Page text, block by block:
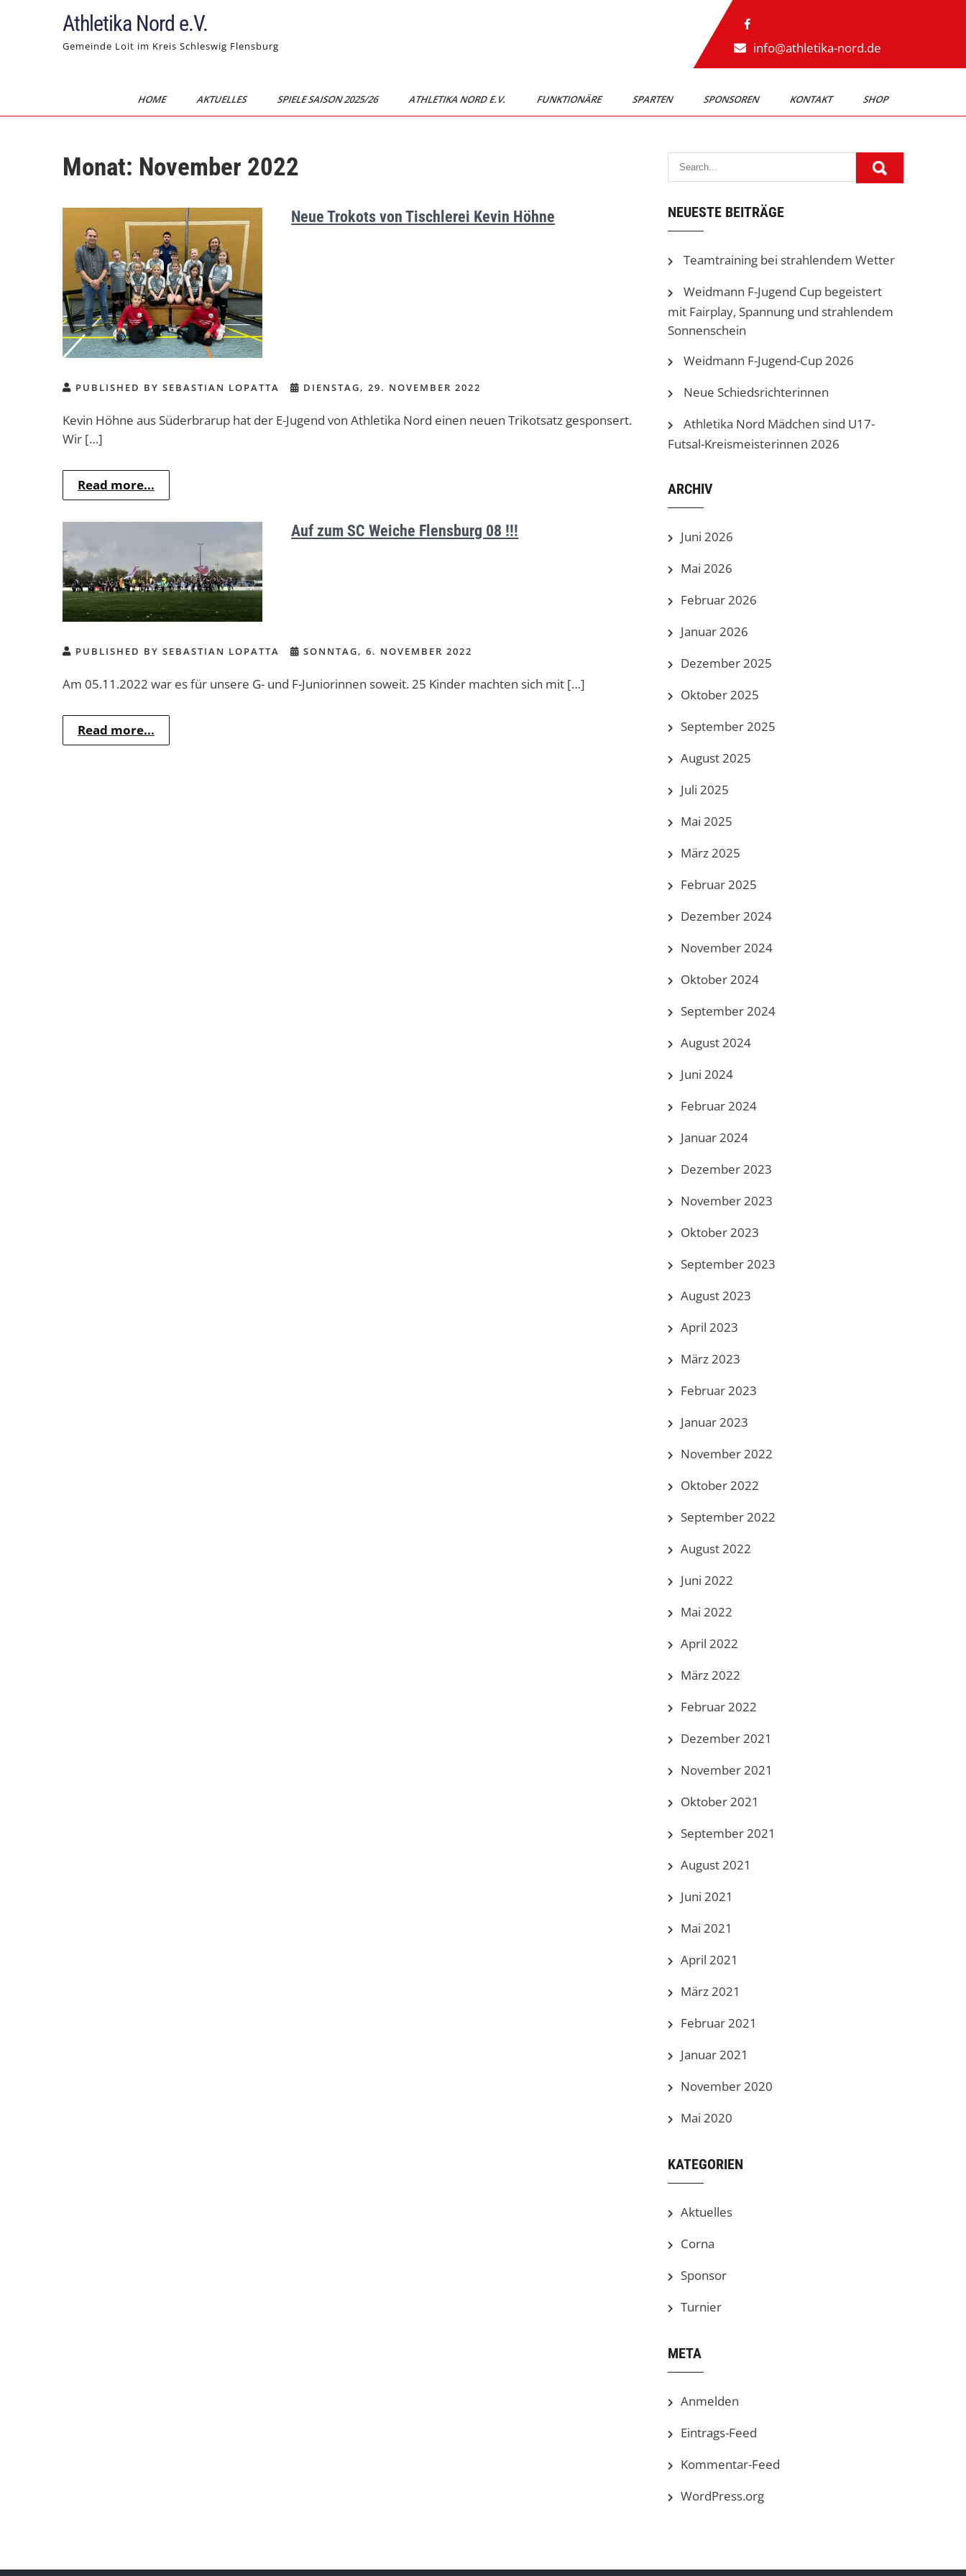
Athletika Nord e.V.
Gemeinde Loit im Kreis Schleswig Flensburg info@athletika-nord.de
HOME AKTUELLES SPIELE SAISON 2025/26 ATHLETIKA NORD E.V. FUNKTIONÄRE SPARTEN SPONSOREN KONTAKT SHOP
Monat: November 2022
Neue Trokots von Tischlerei Kevin Höhne
PUBLISHED BY SEBASTIAN LOPATTA DIENSTAG, 29. NOVEMBER 2022
Kevin Höhne aus Süderbrarup hat der E-Jugend von Athletika Nord einen neuen Trikotsatz gesponsert.
Wir […]
Read more...
Auf zum SC Weiche Flensburg 08 !!!
PUBLISHED BY SEBASTIAN LOPATTA SONNTAG, 6. NOVEMBER 2022
Am 05.11.2022 war es für unsere G- und F-Juniorinnen soweit. 25 Kinder machten sich mit […]
Read more...
NEUESTE BEITRÄGE
Teamtraining bei strahlendem Wetter
Weidmann F-Jugend Cup begeistert
mit Fairplay, Spannung und strahlendem
Sonnenschein
Weidmann F-Jugend-Cup 2026
Neue Schiedsrichterinnen
Athletika Nord Mädchen sind U17-
Futsal-Kreismeisterinnen 2026
ARCHIV
Juni 2026
Mai 2026
Februar 2026
Januar 2026
Dezember 2025
Oktober 2025
September 2025
August 2025
Juli 2025
Mai 2025
März 2025
Februar 2025
Dezember 2024
November 2024
Oktober 2024
September 2024
August 2024
Juni 2024
Februar 2024
Januar 2024
Dezember 2023
November 2023
Oktober 2023
September 2023
August 2023
April 2023
März 2023
Februar 2023
Januar 2023
November 2022
Oktober 2022
September 2022
August 2022
Juni 2022
Mai 2022
April 2022
März 2022
Februar 2022
Dezember 2021
November 2021
Oktober 2021
September 2021
August 2021
Juni 2021
Mai 2021
April 2021
März 2021
Februar 2021
Januar 2021
November 2020
Mai 2020
KATEGORIEN
Aktuelles
Corna
Sponsor
Turnier
META
Anmelden
Eintrags-Feed
Kommentar-Feed
WordPress.org